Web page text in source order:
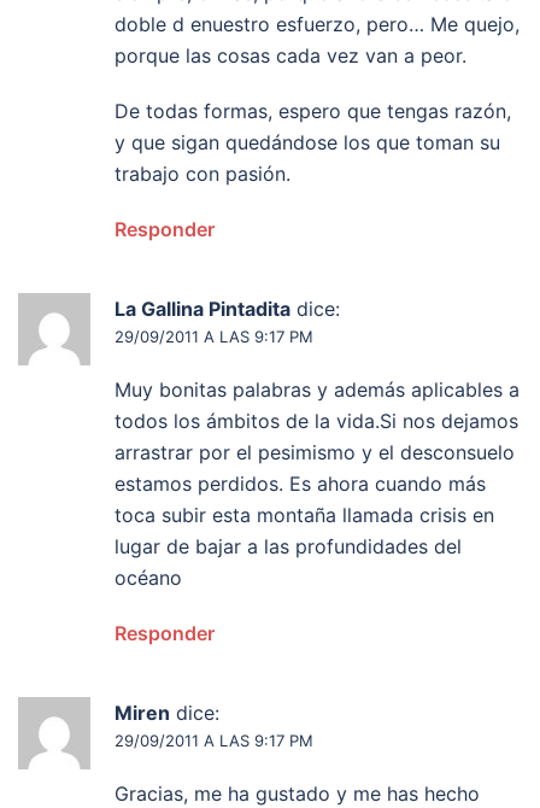
doble d enuestro esfuerzo, pero… Me quejo,
porque las cosas cada vez van a peor.
De todas formas, espero que tengas razón,
y que sigan quedándose los que toman su
trabajo con pasión.
Responder
La Gallina Pintadita dice:
29/09/2011 A LAS 9:17 PM
Muy bonitas palabras y además aplicables a
todos los ámbitos de la vida.Si nos dejamos
arrastrar por el pesimismo y el desconsuelo
estamos perdidos. Es ahora cuando más
toca subir esta montaña llamada crisis en
lugar de bajar a las profundidades del
océano
Responder
Miren dice:
29/09/2011 A LAS 9:17 PM
Gracias, me ha gustado y me has hecho